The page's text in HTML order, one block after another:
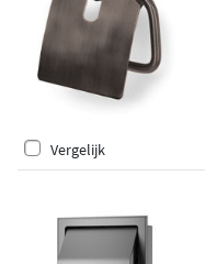
Vergelijk